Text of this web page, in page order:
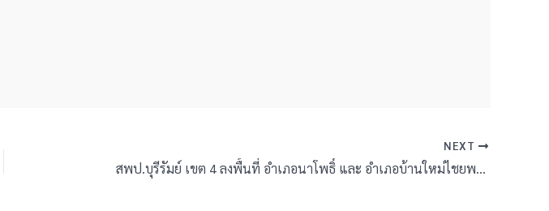
NEXT
สพป.บุรีรัมย์ เขต 4 ลงพื้นที่ อำเภอนาโพธิ์ และ อำเภอบ้านใหม่ไชยพจน์ ตรวจเยี่ยมสนามสอบ O – NET ระดับชั้นป.6 ปีการศึกษา 2568